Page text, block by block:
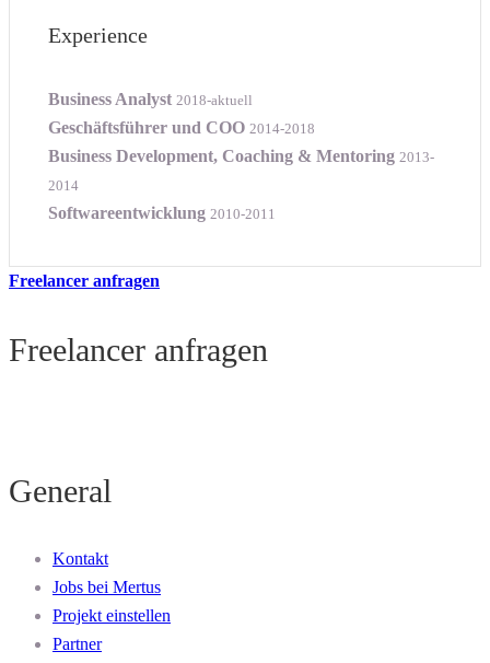
Experience
Business Analyst 2018-aktuell
Geschäftsführer und COO 2014-2018
Business Development, Coaching & Mentoring 2013-
2014
Softwareentwicklung 2010-2011
Freelancer anfragen
Freelancer anfragen
General
Kontakt
Jobs bei Mertus
Projekt einstellen
Partner